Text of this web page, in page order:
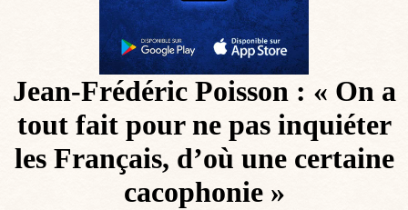
Jean-Frédéric Poisson : « On a
tout fait pour ne pas inquiéter
les Français, d’où une certaine
cacophonie »